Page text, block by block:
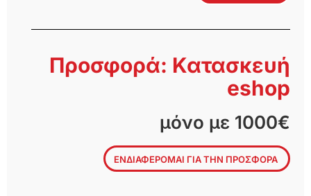
Προσφορά: Κατασκευή
eshop
μόνο με 1000€
ΕΝΔΙΑΦΕΡΟΜΑΙ ΓΙΑ ΤΗΝ ΠΡΟΣΦΟΡΑ